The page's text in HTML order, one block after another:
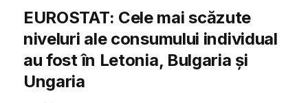
EUROSTAT: Cele mai scăzute
niveluri ale consumului individual
au fost în Letonia, Bulgaria și
Ungaria